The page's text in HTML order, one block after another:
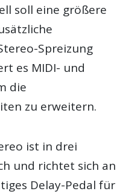
soll eine größere
Spreizung
es MIDI- und
die
zu erweitern.
ist in drei
und richtet sich an
Delay-Pedal für